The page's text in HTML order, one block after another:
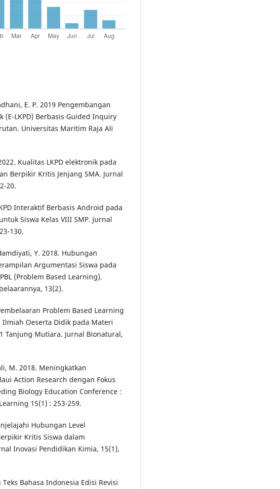
E. P. 2019 Pengembangan
(E-LKPD) Berbasis Guided Inquiry
Universitas Maritim Raja Ali
Kualitas LKPD elektronik pada
Berpikir Kritis Jenjang SMA. Jurnal
20.
Interaktif Berbasis Android pada
Siswa Kelas VIII SMP. Jurnal
130.
Y. 2018. Hubungan
Argumentasi Siswa pada
(Problem Based Learning).
13(2).
Problem Based Learning
Oeserta Didik pada Materi
Tanjung Mutiara. Jurnal Bionatural,
M. 2018. Meningkatkan
Action Research dengan Fokus
Biology Education Conference :
15(1) : 253-259.
Hubungan Level
Kritis Siswa dalam
Inovasi Pendidikan Kimia, 15(1),
Bahasa Indonesia Edisi Revisi